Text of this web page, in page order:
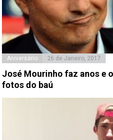
Aniversário 26 de Janeiro, 2017
José Mourinho faz anos e
fotos do baú